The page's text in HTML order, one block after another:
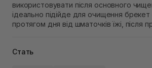
використовувати після основного
ідеально підійде для очищення
протягом дня від шматочків їжі, після
Стать